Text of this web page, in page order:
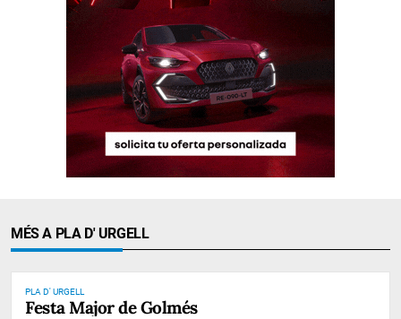
MÉS A PLA D' URGELL
PLA D' URGELL
Festa Major de Golmés